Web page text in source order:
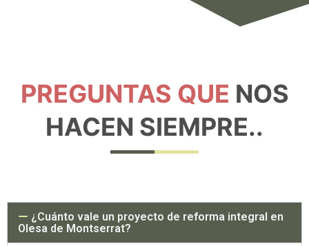
PREGUNTAS QUE NOS
HACEN SIEMPRE..
¿Cuánto vale un proyecto de reforma integral en
Olesa de Montserrat?